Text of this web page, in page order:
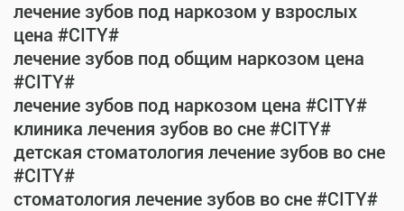
лечение зубов под наркозом у взрослых
цена #CITY#
лечение зубов под общим наркозом цена
#CITY#
лечение зубов под наркозом цена #CITY#
клиника лечения зубов во сне #CITY#
детская стоматология лечение зубов во сне
#CITY#
стоматология лечение зубов во сне #CITY#